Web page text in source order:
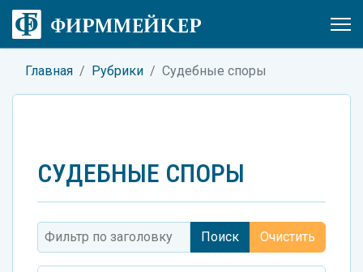
Главная Рубрики Судебные споры
СУДЕБНЫЕ СПОРЫ
Фильтр по заголовку Поиск Очистить